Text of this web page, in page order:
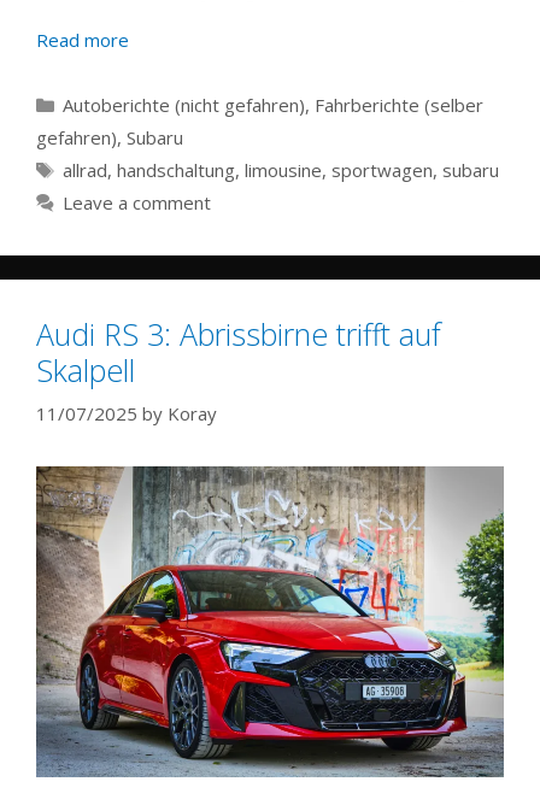
Read more
Categories
Autoberichte (nicht gefahren), Fahrberichte (selber
gefahren), Subaru
Tags
allrad, handschaltung, limousine, sportwagen, subaru
Leave a comment
Audi RS 3: Abrissbirne trifft auf
Skalpell
11/07/2025 by Koray